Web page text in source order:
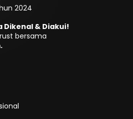
2024
Dikenal & Diakui!
bersama